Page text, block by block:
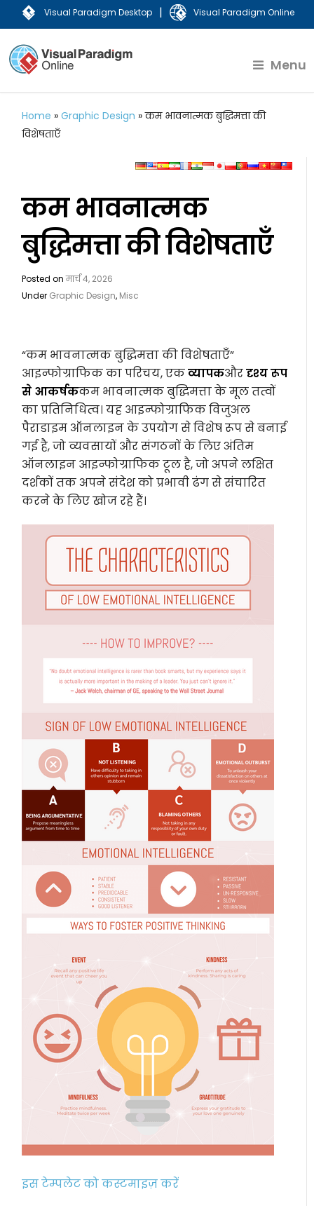
Visual Paradigm Desktop | Visual Paradigm Online
Menu
Home »Graphic Design »कम भावनात्मक बुद्धिमत्ता की
विशेषताएँ
कम भावनात्मक
बुद्धिमत्ता की विशेषताएँ
Posted onमार्च 4, 2026
Under Graphic Design, Misc
“कम भावनात्मक बुद्धिमत्ता की विशेषताएँ”
आइन्फोग्राफिक का परिचय, एकव्यापकऔरदृश्य रूप
से आकर्षककम भावनात्मक बुद्धिमत्ता के मूल तत्वों
का प्रतिनिधित्व। यह आइन्फोग्राफिक विजुअल
पैराडाइम ऑनलाइन के उपयोग से विशेष रूप से बनाई
गई है, जो व्यवसायों और संगठनों के लिए अंतिम
ऑनलाइन आइन्फोग्राफिक टूल है, जो अपने लक्षित
दर्शकों तक अपने संदेश को प्रभावी ढंग से संचारित
करने के लिए खोज रहे हैं।
इस टेम्पलेट को कस्टमाइज़ करें